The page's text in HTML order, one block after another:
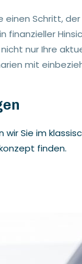
einen Schritt,
nur Ihre
mit
Sie im
finden.